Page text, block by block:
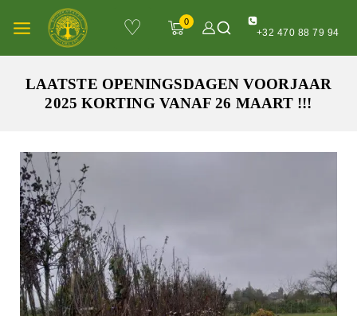
♡ 0
+32 470 88 79 94
LAATSTE OPENINGSDAGEN VOORJAAR
2025 KORTING VANAF 26 MAART !!!